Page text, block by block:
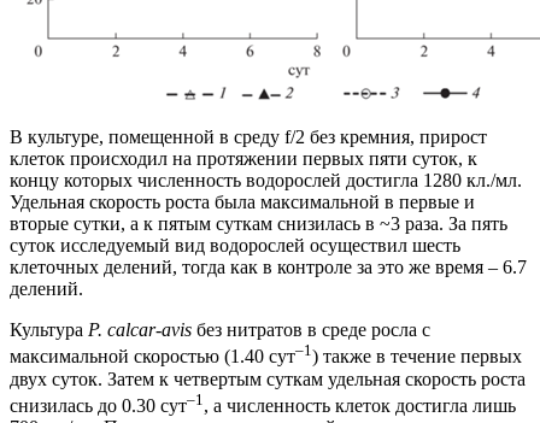
В культуре, помещенной в среду f/2 без кремния, прирост
клеток происходил на протяжении первых пяти суток, к
концу которых численность водорослей достигла 1280 кл./мл.
Удельная скорость роста была максимальной в первые и
вторые сутки, а к пятым суткам снизилась в ~3 раза. За пять
суток исследуемый вид водорослей осуществил шесть
клеточных делений, тогда как в контроле за это же время – 6.7
делений.
Культура P. calcar-avis без нитратов в среде росла с
максимальной скоростью (1.40 сут–1) также в течение первых
двух суток. Затем к четвертым суткам удельная скорость роста
снизилась до 0.30 сут–1 , а численность клеток достигла лишь